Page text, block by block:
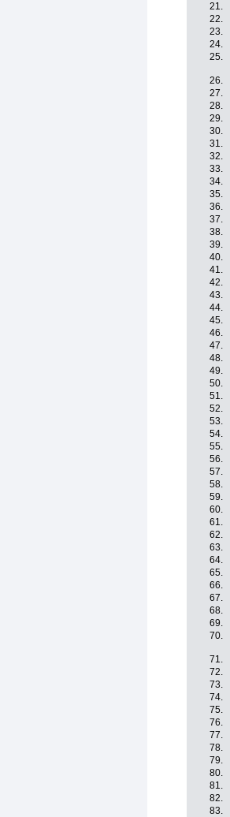
21.
22.
23.
24.
25.
26.
27.
28.
29.
30.
31.
32.
33.
34.
35.
36.
37.
38.
39.
40.
41.
42.
43.
44.
45.
46.
47.
48.
49.
50.
51.
52.
53.
54.
55.
56.
57.
58.
59.
60.
61.
62.
63.
64.
65.
66.
67.
68.
69.
70.
71.
72.
73.
74.
75.
76.
77.
78.
79.
80.
81.
82.
83.